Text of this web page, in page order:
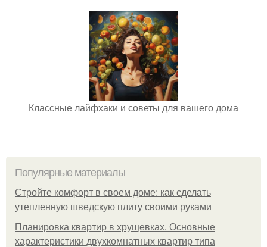
Классные лайфхаки и советы для вашего дома
Популярные материалы
Стройте комфорт в своем доме: как сделать
утепленную шведскую плиту своими руками
Планировка квартир в хрущевках. Основные
характеристики двухкомнатных квартир типа